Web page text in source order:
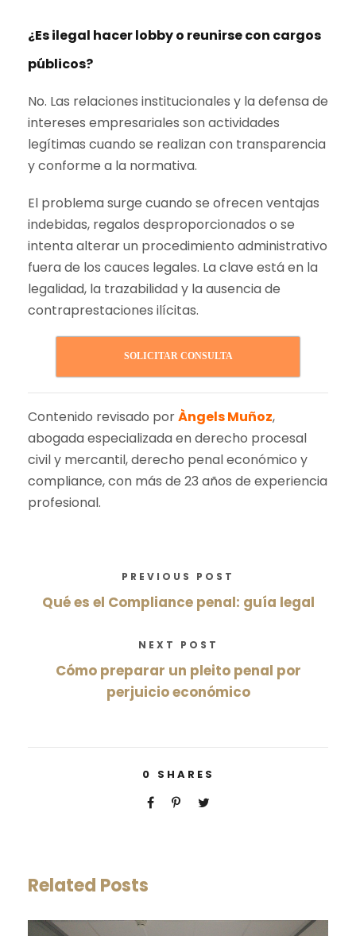
¿Es ilegal hacer lobby o reunirse con cargos
públicos?
No. Las relaciones institucionales y la defensa de
intereses empresariales son actividades
legítimas cuando se realizan con transparencia
y conforme a la normativa.
El problema surge cuando se ofrecen ventajas
indebidas, regalos desproporcionados o se
intenta alterar un procedimiento administrativo
fuera de los cauces legales. La clave está en la
legalidad, la trazabilidad y la ausencia de
contraprestaciones ilícitas.
SOLICITAR CONSULTA
Contenido revisado porÀngels Muñoz,
abogada especializada en derecho procesal
civil y mercantil, derecho penal económico y
compliance, con más de 23 años de experiencia
profesional.
PREVIOUS POST
Qué es el Compliance penal: guía legal
NEXT POST
Cómo preparar un pleito penal por
perjuicio económico
0 SHARES
Related Posts